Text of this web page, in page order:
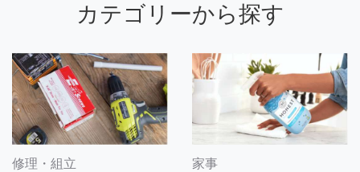
カテゴリーから探す
修理・組立 家事